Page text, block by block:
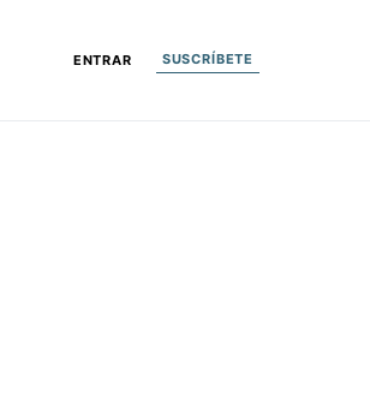
ENTRAR SUSCRÍBETE